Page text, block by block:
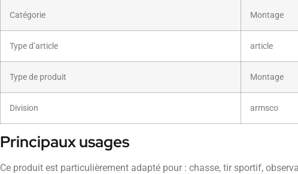
Catégorie Montage
Type d’article article
Type de produit Montage
Division armsco
Principaux usages
Ce produit est particulièrement adapté pour : chasse, tir sportif,